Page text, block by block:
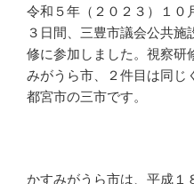
令和５年（２０２３）１０
３日間、三豊市議会公共
修に参加しました。視察研
みがうら市、２件目は同じ
都宮市の三市です。
かすみがうら市は、平成１